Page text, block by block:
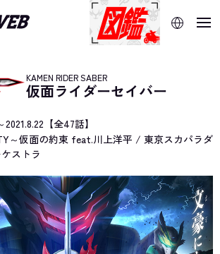
翻訳サービスを使用していま
らないページは、ブラウザの翻
KAMEN RIDER SABER
仮面ライダーセイバー
2021.8.22【全47話】
～仮面の約束 feat.川上洋平 / 東京スカパラダ
ストラ